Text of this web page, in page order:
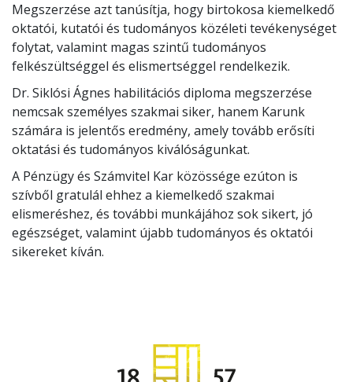
Megszerzése azt tanúsítja, hogy birtokosa kiemelkedő
oktatói, kutatói és tudományos közéleti tevékenységet
folytat, valamint magas szintű tudományos
felkészültséggel és elismertséggel rendelkezik.
Dr. Siklósi Ágnes habilitációs diploma megszerzése
nemcsak személyes szakmai siker, hanem Karunk
számára is jelentős eredmény, amely tovább erősíti
oktatási és tudományos kiválóságunkat.
A Pénzügy és Számvitel Kar közössége ezúton is
szívből gratulál ehhez a kiemelkedő szakmai
elismeréshez, és további munkájához sok sikert, jó
egészséget, valamint újabb tudományos és oktatói
sikereket kíván.